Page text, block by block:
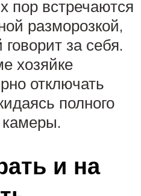
пор встречаются
разморозкой,
за себя.
хозяйке
отключать
полного
и на